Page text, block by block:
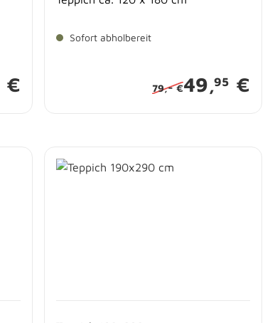
€
Sofort abholbereit
79,-€49,95 €